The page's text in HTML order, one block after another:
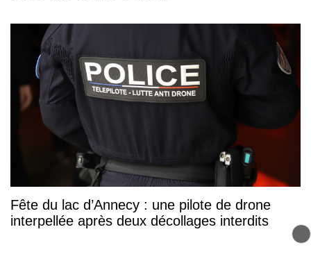
Fête du lac d’Annecy : une pilote de drone
interpellée après deux décollages interdits